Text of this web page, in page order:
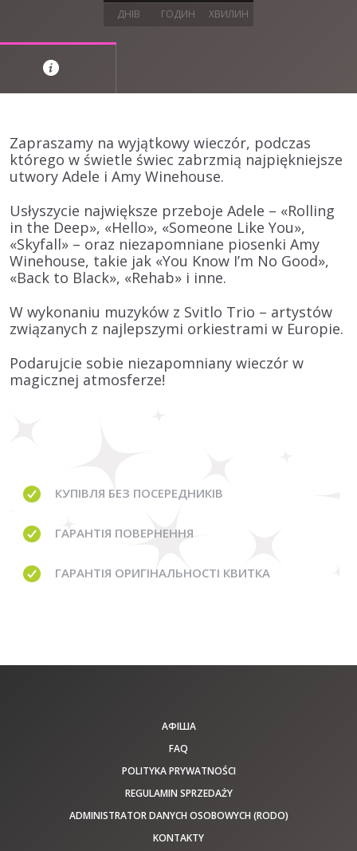
ДНІВ ГОДИН ХВИЛИН
Zapraszamy na wyjątkowy wieczór, podczas
którego w świetle świec zabrzmią najpiękniejsze
utwory Adele i Amy Winehouse.
Usłyszycie największe przeboje Adele – «Rolling
in the Deep», «Hello», «Someone Like You»,
«Skyfall» – oraz niezapomniane piosenki Amy
Winehouse, takie jak «You Know I’m No Good»,
«Back to Black», «Rehab» i inne.
W wykonaniu muzyków z Svitlo Trio – artystów
związanych z najlepszymi orkiestrami w Europie.
Podarujcie sobie niezapomniany wieczór w
magicznej atmosferze!
КУПІВЛЯ БЕЗ ПОСЕРЕДНИКІВ
ГАРАНТІЯ ПОВЕРНЕННЯ
ГАРАНТІЯ ОРИГІНАЛЬНОСТІ КВИТКА
АФІША
FAQ
POLITYKA PRYWATNOŚCI
REGULAMIN SPRZEDAŻY
ADMINISTRATOR DANYCH OSOBOWYCH (RODO)
KONTAKTY